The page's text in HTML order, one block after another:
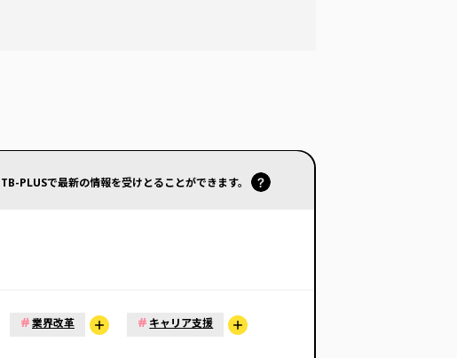
PLUSで最新の情報を受けとることができます。
#業界改革 # キャリア支援